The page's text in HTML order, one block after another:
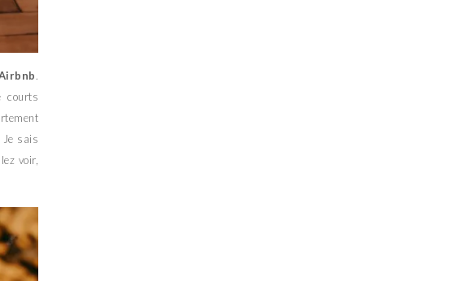
.
courts
Je sais
voir,